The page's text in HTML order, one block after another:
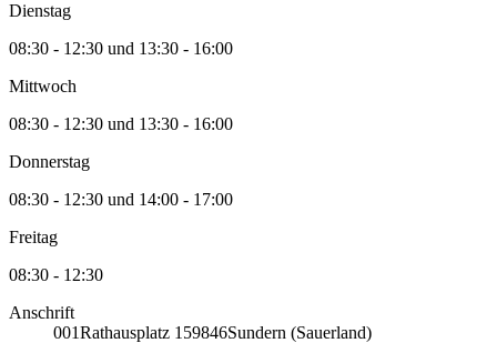
Dienstag
08:30 - 12:30 und 13:30 - 16:00
Mittwoch
08:30 - 12:30 und 13:30 - 16:00
Donnerstag
08:30 - 12:30 und 14:00 - 17:00
Freitag
08:30 - 12:30
Anschrift
001Rathausplatz 1 59846Sundern (Sauerland)